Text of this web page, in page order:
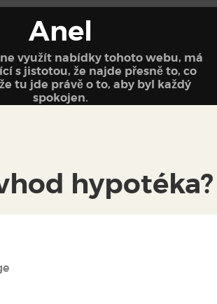
Anel
využít nabídky tohoto webu, má
s jistotou, že najde přesně to, co
tu jde právě o to, aby byl každý
spokojen.
hypotéka?